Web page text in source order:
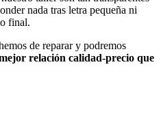
nada tras letra pequeña ni
final.
de reparar y podremos
relación calidad-precio que